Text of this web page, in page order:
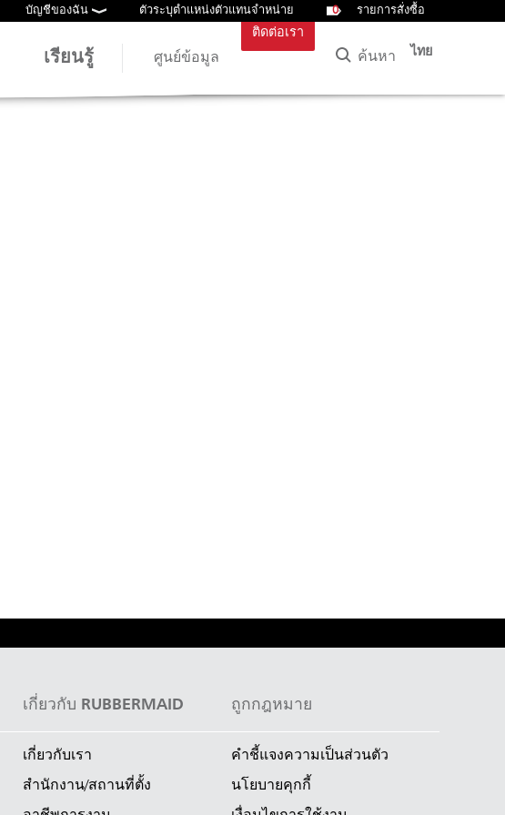
บัญชีของฉัน ตัวระบุตำแหน่งตัวแทนจำหน่าย 0 รายการสั่งซื้อ
เรียนรู้ ศูนย์ข้อมูล
ติดต่อเรา
ค้นหา ไทย
เกี่ยวกับ RUBBERMAID
เกี่ยวกับเรา
สำนักงาน/สถานที่ตั้ง
ถูกกฎหมาย
คำชี้แจงความเป็นส่วนตัว
นโยบายคุกกี้